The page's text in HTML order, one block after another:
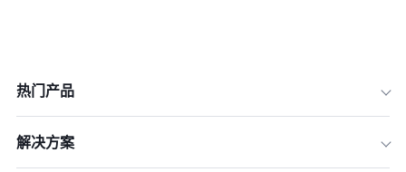
热门产品
解决方案